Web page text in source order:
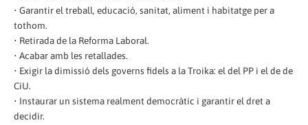
• Garantir el treball, educació, sanitat, aliment i habitatge per a
tothom.
• Retirada de la Reforma Laboral.
• Acabar amb les retallades.
• Exigir la dimissió dels governs fidels a la Troika: el del PP i el de de
CiU.
• Instaurar un sistema realment democràtic i garantir el dret a
decidir.